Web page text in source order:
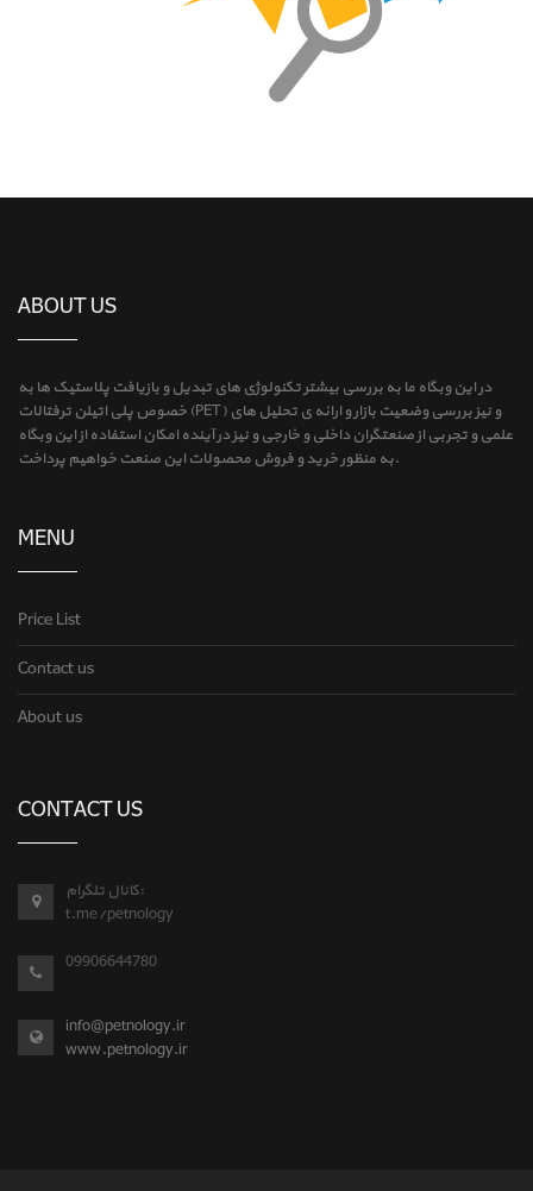
ABOUT US
در این وبگاه ما به بررسی بیشتر تکنولوژی های تبدیل و بازیافت پلاستیک ها به
خصوص پلی اتیلن ترفتالات (PET) و نیز بررسی وضعیت بازار و ارائه ی تحلیل های
علمی و تجربی از صنعتگران داخلی و خارجی و نیز در آینده امکان استفاده از این وبگاه
به منظور خرید و فروش محصولات این صنعت خواهیم پرداخت.
MENU
Price List
Contact us
About us
CONTACT US
کانال تلگرام:
t.me/petnology
09906644780
info@petnology.ir
www.petnology.ir